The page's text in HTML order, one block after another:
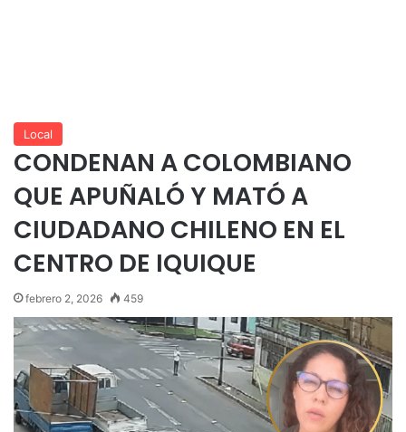
Local
CONDENAN A COLOMBIANO
QUE APUÑALÓ Y MATÓ A
CIUDADANO CHILENO EN EL
CENTRO DE IQUIQUE
febrero 2, 2026 459